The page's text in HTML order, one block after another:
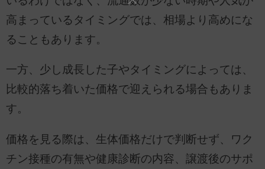
高まっているタイミングでは、相場より高めにな
ることもあります。
一方、少し成長した子やタイミングによっては、
比較的落ち着いた価格で迎えられる場合もありま
す。
価格を見る際は、生体価格だけで判断せず、ワク
チン接種の有無や健康診断の内容、譲渡後のサポ